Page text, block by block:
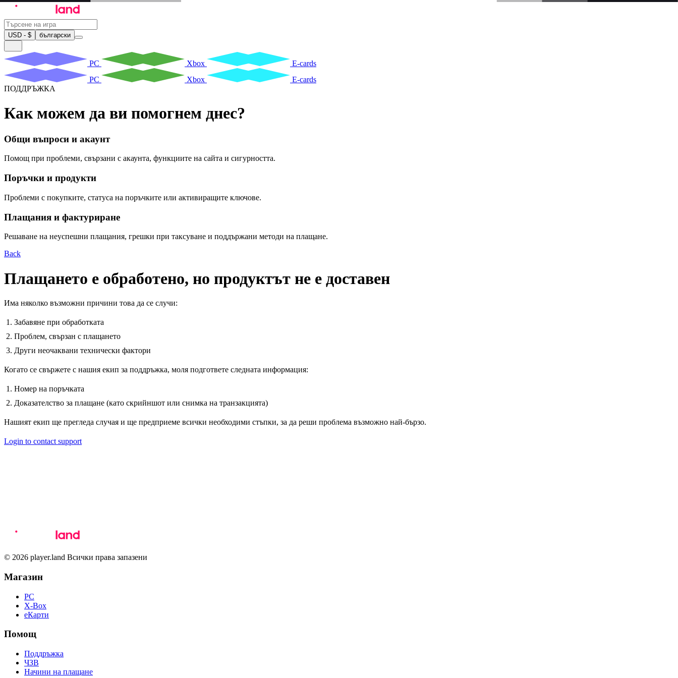
USD - $ български
PC Xbox
E-cards
PC
Xbox
E-cards
ПОДДРЪЖКА
Как можем да ви помогнем днес?
Общи въпроси и акаунт
Помощ при проблеми, свързани с акаунта, функциите на сайта и сигурността.
Поръчки и продукти
Проблеми с покупките, статуса на поръчките или активиращите ключове.
Плащания и фактуриране
Решаване на неуспешни плащания, грешки при таксуване и поддържани методи на плащане.
Back
Плащането е обработено, но продуктът не е доставен
Има няколко възможни причини това да се случи:
Забавяне при обработката
Проблем, свързан с плащането
Други неочаквани технически фактори
Когато се свържете с нашия екип за поддръжка, моля подгответе следната информация:
Номер на поръчката
Доказателство за плащане (като скрийншот или снимка на транзакцията)
Нашият екип ще прегледа случая и ще предприеме всички необходими стъпки, за да реши проблема възможно най‑бързо.
Login to contact support
© 2026 player.land Всички права запазени
Магазин
PC
X-Box
eКарти
Помощ
Поддръжка
ЧЗВ
Начини на плащане